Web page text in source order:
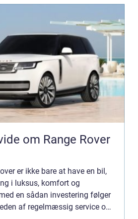
om Range Rover
er ikke bare at have en bil,
i luksus, komfort og
en sådan investering følger
af regelmæssig service og